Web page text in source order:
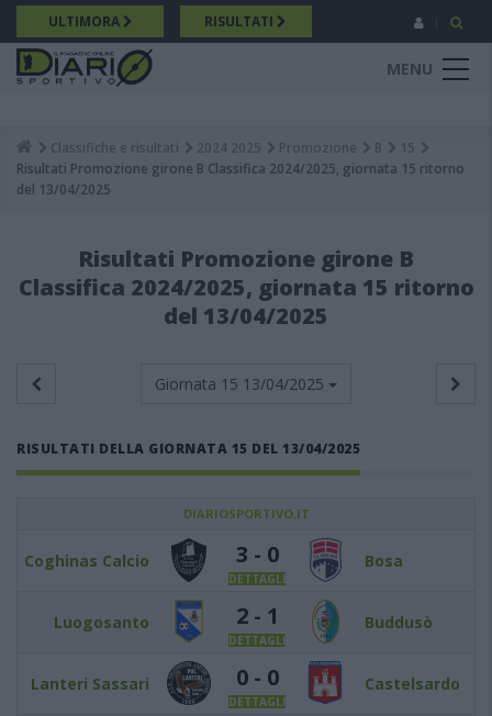
Salta
al
contenuto
principale
ULTIMORA RISULTATI
MENU
Breadcrumb
Classifiche e risultati 2024 2025 Promozione B
15
Risultati Promozione girone B Classifica 2024/2025, giornata 15 ritorno
del 13/04/2025
Risultati Promozione girone B
Classifica 2024/2025, giornata 15 ritorno
del 13/04/2025
Giornata 15 13/04/2025
RISULTATI DELLA GIORNATA 15 DEL 13/04/2025
DIARIOSPORTIVO.IT
Coghinas Calcio 3 - 0
DETTAGLI
Bosa
Luogosanto 2 - 1
DETTAGLI
Buddusò
Lanteri Sassari 0 - 0
DETTAGLI
Castelsardo